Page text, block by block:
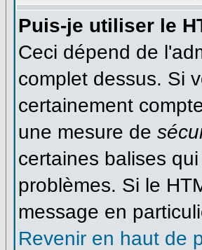
Puis-je utiliser le
Ceci dépend de
complet dessus. Si
certainement
une mesure de
certaines balises
problèmes. Si le
message en
Revenir en haut de